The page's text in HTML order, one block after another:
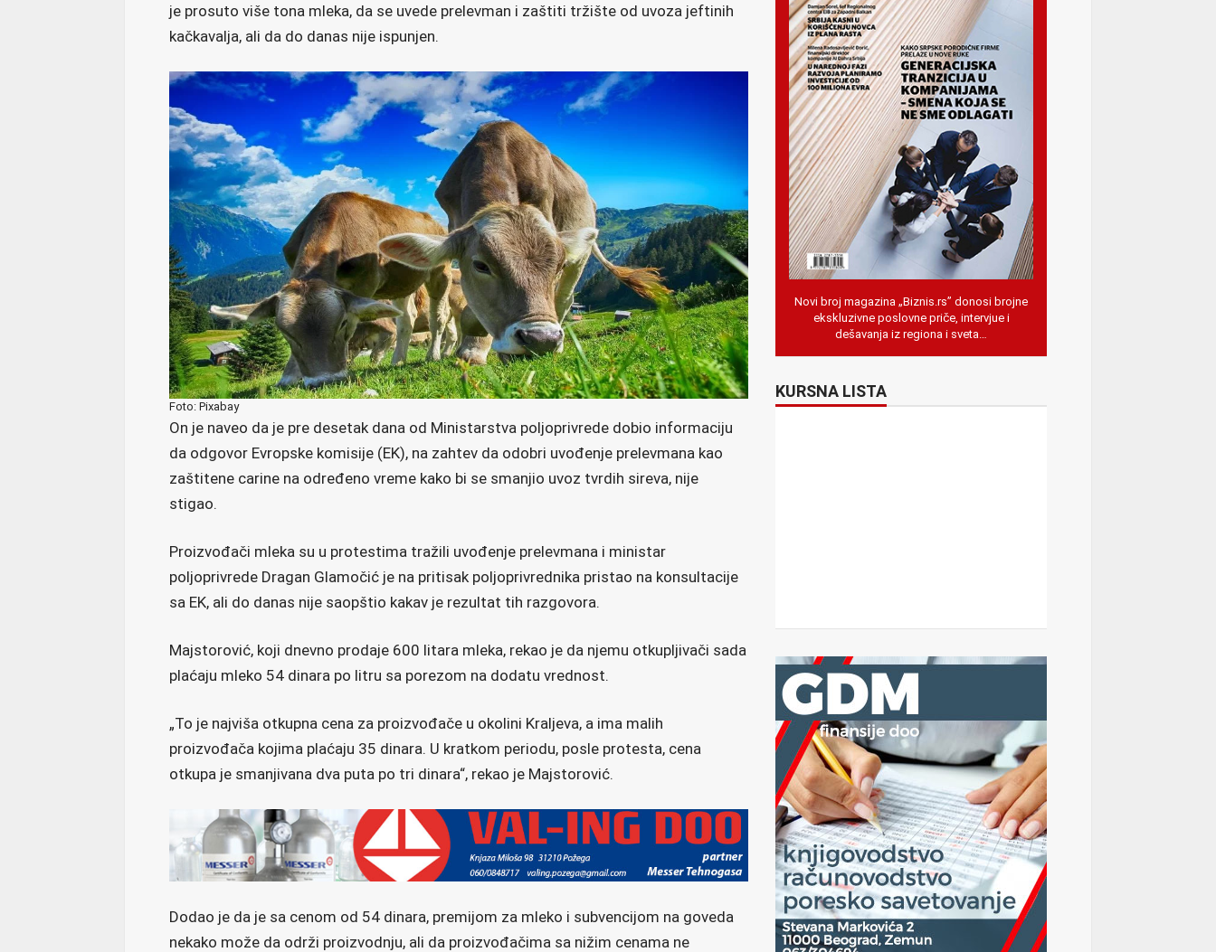
je prosuto više tona mleka, da se uvede prelevman i zaštiti tržište od uvoza jeftinih
kačkavalja, ali da do danas nije ispunjen.
Foto: Pixabay
On je naveo da je pre desetak dana od Ministarstva poljoprivrede dobio informaciju
da odgovor Evropske komisije (EK), na zahtev da odobri uvođenje prelevmana kao
zaštitene carine na određeno vreme kako bi se smanjio uvoz tvrdih sireva, nije
stigao.
Proizvođači mleka su u protestima tražili uvođenje prelevmana i ministar
poljoprivrede Dragan Glamočić je na pritisak poljoprivrednika pristao na konsultacije
sa EK, ali do danas nije saopštio kakav je rezultat tih razgovora.
Majstorović, koji dnevno prodaje 600 litara mleka, rekao je da njemu otkupljivači sada
plaćaju mleko 54 dinara po litru sa porezom na dodatu vrednost.
„To je najviša otkupna cena za proizvođače u okolini Kraljeva, a ima malih
proizvođača kojima plaćaju 35 dinara. U kratkom periodu, posle protesta, cena
otkupa je smanjivana dva puta po tri dinara“, rekao je Majstorović.
Dodao je da je sa cenom od 54 dinara, premijom za mleko i subvencijom na goveda
nekako može da održi proizvodnju, ali da proizvođačima sa nižim cenama ne
Novi broj magazina „Biznis.rs” donosi brojne
ekskluzivne poslovne priče, intervjue i
dešavanja iz regiona i sveta…
KURSNA LISTA